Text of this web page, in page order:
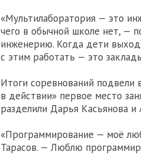
«Мультилаборатория — это
чего в обычной школе нет, —
инженерию. Когда дети
с этим работать — это
Итоги соревнований подвели
в действии» первое место
разделили Дарья Касьянова и
«Программирование — моё
Тарасов. — Люблю